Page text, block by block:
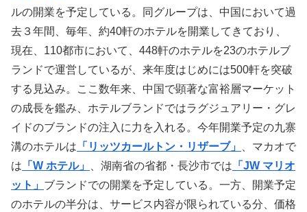
ルの開業を予定している。同グループは、中国において過
去３年間、毎年、約40軒のホテルを開業してきており、
現在、110都市において、448軒のホテルを23のホテルブ
ランドで運営しているが、来年度はじめには500軒を突破
する見込み。ここ数年来、中国で顕著な富裕層マーケット
の成長を鑑み、ホテルブランドではラグジュアリー・グレ
イドのブランドの注入に力を入れる。今年開業予定の九寨
溝のホテルは 「リッツカールトン・リザーブ」
、マカオで
は 「W ホテル」 、湖南省の省都・長沙市では 「JW マリオ
ット」 ブランドでの開業を予定している。一方、開業予定
のホテルの半分は、サービス内容が限られている分、価格